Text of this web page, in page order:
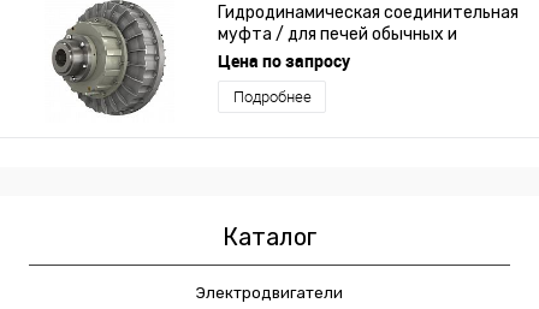
Гидродинамическая соединительная
муфта / для печей обычных и
сушильных / для ветрогенератора /
для дизельного двигателя
Цена по запросу
Подробнее
Каталог
Электродвигатели